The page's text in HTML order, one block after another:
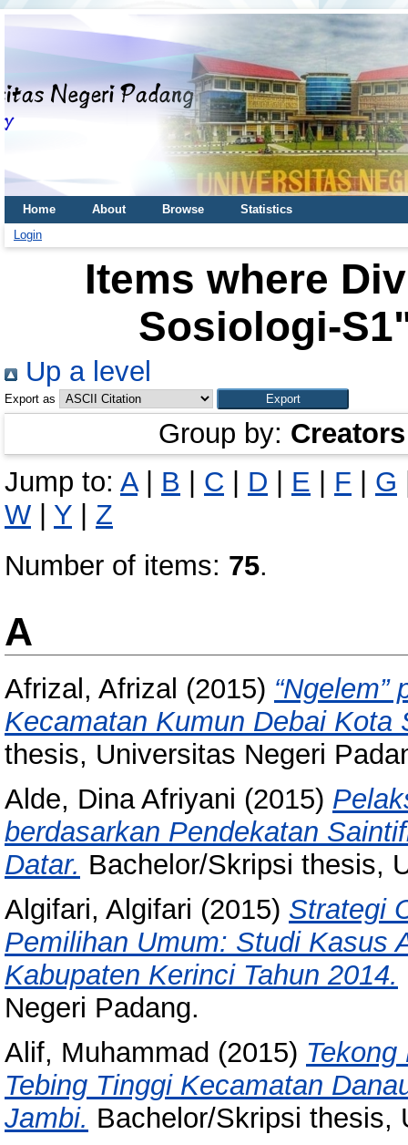
Home About Browse
Statistics
Login
Items where
Sosiologi-
Up a level
Export as
Group by: Creators
Jump to: A| B C D E F G
W
Y
Z
Number of items: 75.
A
Afrizal, Afrizal (2015)
Kecamatan Kumun Debai Kota
thesis, Universitas Negeri
Alde, Dina Afriyani (2015)
berdasarkan Pendekatan
Datar. Bachelor/Skripsi thesis,
Algifari, Algifari (2015) Strategi
Pemilihan Umum: Studi Kasus
Kabupaten Kerinci Tahun 2014.
Negeri Padang.
Alif, Muhammad (2015)
Tebing Tinggi Kecamatan
Jambi. Bachelor/Skripsi thesis,